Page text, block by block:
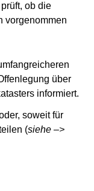
ob die
vorgenommen
über
informiert.
soweit für
(siehe –>